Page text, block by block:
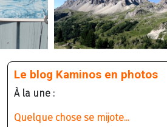
Le blog Kaminos en photos
À la une :
Quelque chose se mijote...